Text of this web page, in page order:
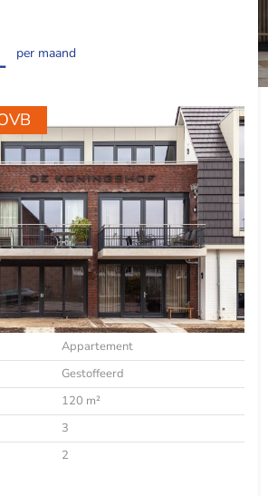
per maand
Appartement
Gestoffeerd
120 m²
3
2